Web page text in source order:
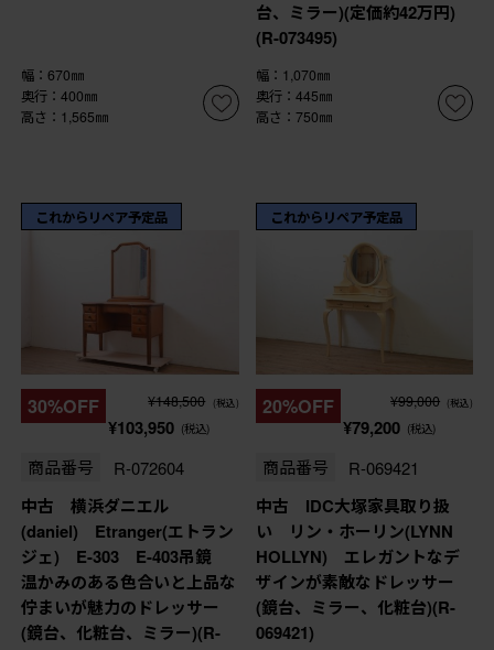
幅：670㎜
奥行：400㎜
高さ：1,565㎜
台、ミラー)(定価約42万円)
(R-073495)
幅：1,070㎜
奥行：445㎜
高さ：750㎜
これからリペア予定品
30%OFF ¥148,500 (税込)
¥103,950 (税込)
商品番号 R-072604
中古 横浜ダニエル
(daniel) Etranger(エトラン
ジェ) E-303 E-403吊鏡
温かみのある色合いと上品な
佇まいが魅力のドレッサー
(鏡台、化粧台、ミラー)(R-
これからリペア予定品
20%OFF ¥99,000 (税込)
¥79,200 (税込)
商品番号 R-069421
中古 IDC大塚家具取り扱
い リン・ホーリン(LYNN
HOLLYN) エレガントなデ
ザインが素敵なドレッサー
(鏡台、ミラー、化粧台)(R-
069421)